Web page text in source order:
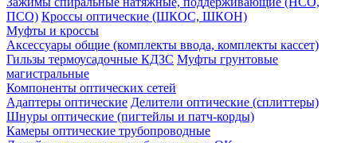
ПСО) Кроссы оптические (ШКОС, ШКОН)
Муфты и кроссы
Аксессуары общие (комплекты ввода, комплекты кассет)
Гильзы термоусадочные КДЗС Муфты грунтовые
магистральные
Компоненты оптических сетей
Адаптеры оптические Делители оптические (сплиттеры)
Шнуры оптические (пигтейлы и патч-корды)
Камеры оптические трубопроводные